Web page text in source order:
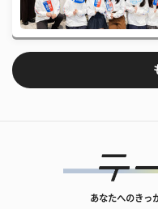
あなたへのきっ